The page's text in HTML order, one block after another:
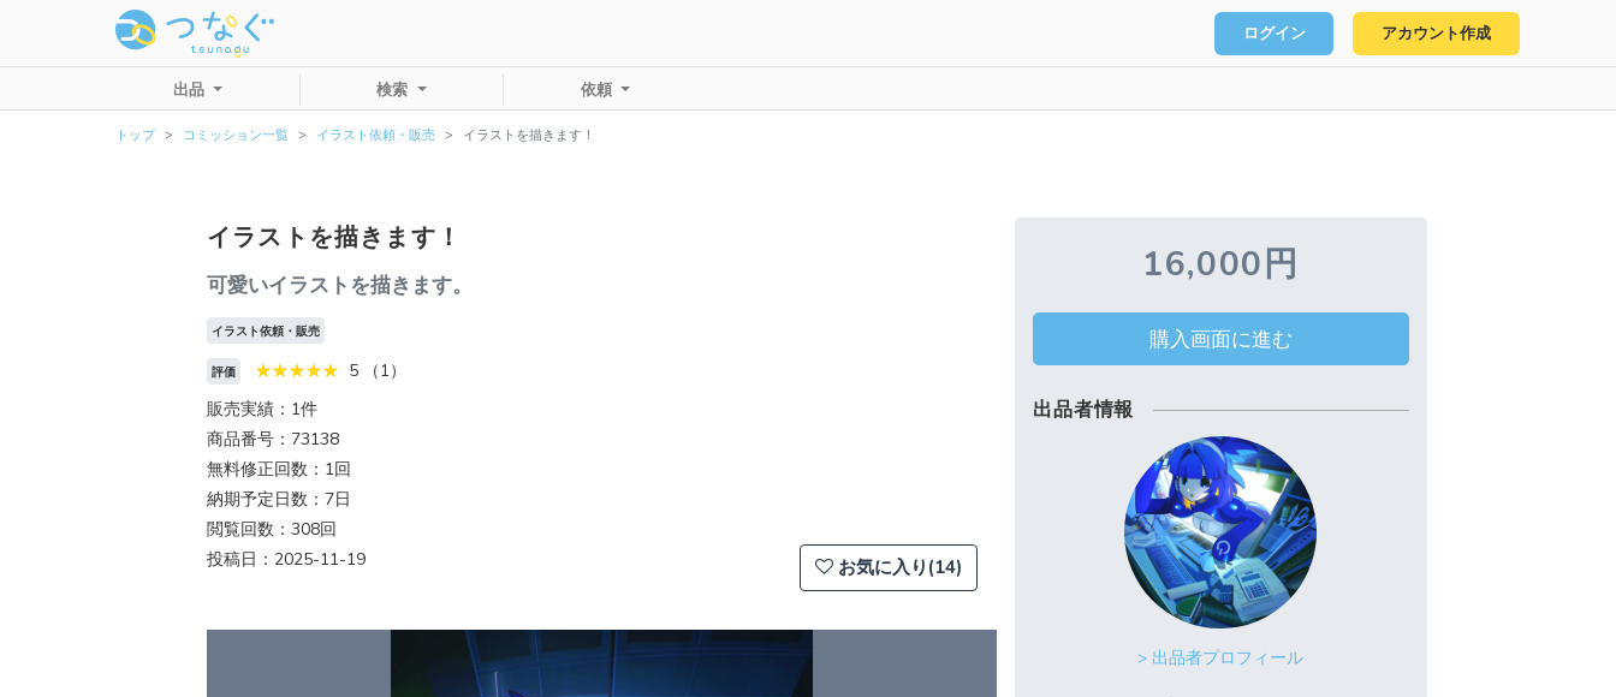
ログイン アカウント作成
出品 検索 依頼
トップ コミッション一覧 イラスト依頼・販売 イラストを描きます！
イラストを描きます！
可愛いイラストを描きます。
イラスト依頼・販売
評価
5 （1）
販売実績：1件
商品番号：73138
無料修正回数：1回
納期予定日数：7日
閲覧回数：308回
投稿日：2025-11-19
お気に入り(14)
16,000円
購入画面に進む
出品者情報
> 出品者プロフィール